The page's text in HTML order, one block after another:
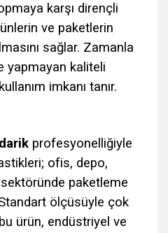
karşı dirençli
ve paketlerin
sağlar. Zamanla
yapmayan kaliteli
imkanı tanır.
profesyonelliğiyle
ofis, depo,
paketleme
Standart ölçüsüyle çok
ürün, endüstriyel ve